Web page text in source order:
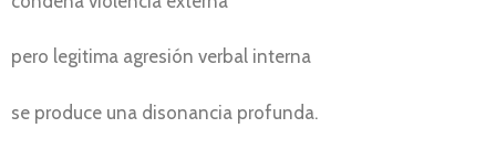
pero legitima agresión verbal interna
se produce una disonancia profunda.